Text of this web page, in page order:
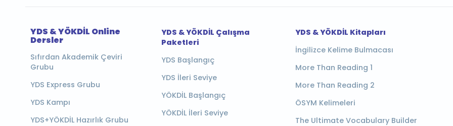
YDS & YÖKDİL Online
Dersler
Sıfırdan Akademik Çeviri
Grubu
YDS Express Grubu
YDS Kampı
YDS+YÖKDİL Hazırlık Grubu
YDS & YÖKDİL Çalışma
Paketleri
YDS Başlangıç
YDS İleri Seviye
YÖKDİL Başlangıç
YÖKDİL İleri Seviye
YDS & YÖKDİL Kitapları
İngilizce Kelime Bulmacası
More Than Reading 1
More Than Reading 2
ÖSYM Kelimeleri
The Ultimate Vocabulary Builder